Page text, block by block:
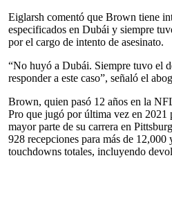
Eiglarsh comentó que Brown tiene
especificados en Dubái y siempre
por el cargo de intento de asesinato.
“No huyó a Dubái. Siempre tuvo el
responder a este caso”, señaló el
Brown, quien pasó 12 años en la
Pro que jugó por última vez en 2021
mayor parte de su carrera en
928 recepciones para más de
touchdowns totales, incluyendo